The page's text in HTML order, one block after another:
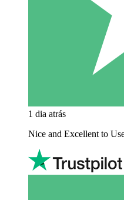
1 dia atrás
Nice and Excellent to